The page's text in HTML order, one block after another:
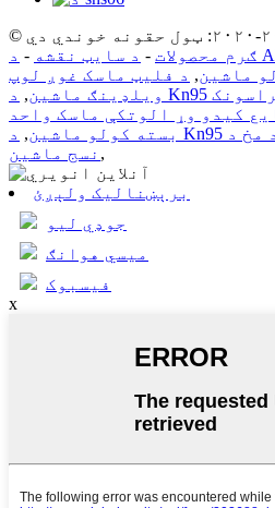
ګرم محصولات - د سایټ نقشه -
ماشین, د فلیټ ماسک غوږ لوپ
ویلډینګ ماشین, د Kn95 ماسک غوږ لوپ الټراسونک
کیدو وړ الوتکې ماسک واحد
بسته کولو ماشین,
د مخ د
نسج ماشین ,
برېښنالیک ولېږئ
جوډي لیو
میسي هوانګ
فیسبوک
x